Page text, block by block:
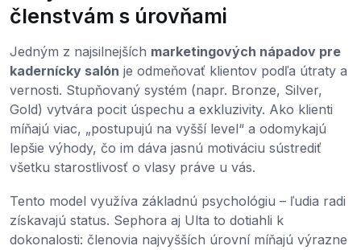
členstvám s úrovňami
Jedným z najsilnejších marketingových nápadov pre
kadernícky salón je odmeňovať klientov podľa útraty a
vernosti. Stupňovaný systém (napr. Bronze, Silver,
Gold) vytvára pocit úspechu a exkluzivity. Ako klienti
míňajú viac, „postupujú na vyšší level“ a odomykajú
lepšie výhody, čo im dáva jasnú motiváciu sústrediť
všetku starostlivosť o vlasy práve u vás.
Tento model využíva základnú psychológiu – ľudia radi
získavajú status. Sephora aj Ulta to dotiahli k
dokonalosti: členovia najvyšších úrovní míňajú výrazne